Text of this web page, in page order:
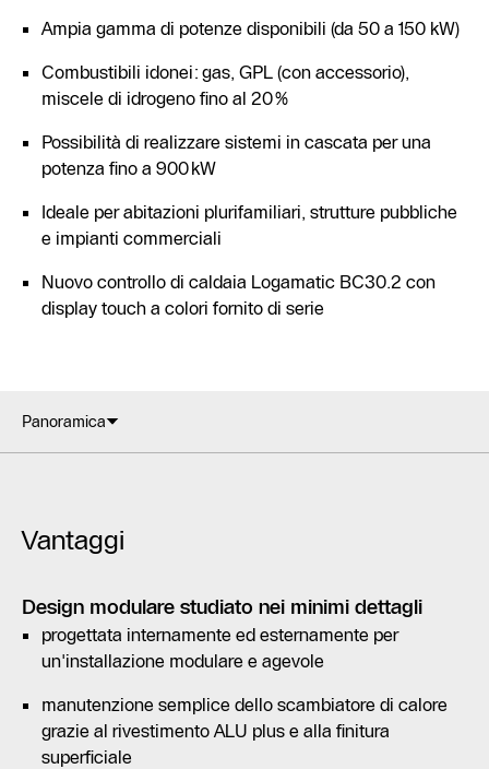
Ampia gamma di potenze disponibili (da 50 a 150 kW)
Combustibili idonei: gas, GPL (con accessorio),
miscele di idrogeno fino al 20%
Possibilità di realizzare sistemi in cascata per una
potenza fino a 900 kW
Ideale per abitazioni plurifamiliari, strutture pubbliche
e impianti commerciali
Nuovo controllo di caldaia Logamatic BC30.2 con
display touch a colori fornito di serie
Panoramica
Vantaggi
Design modulare studiato nei minimi dettagli
progettata internamente ed esternamente per
un'installazione modulare e agevole
manutenzione semplice dello scambiatore di calore
grazie al rivestimento ALU plus e alla finitura
superficiale